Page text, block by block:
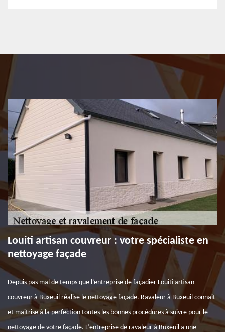
Louiti artisan couvreur : votre spécialiste en
nettoyage façade
Depuis pas mal de temps que l’entreprise de façadier Louiti artisan
couvreur à Buxeuil réalise le nettoyage façade. Ravaleur à Buxeuil connait
et maitrise à la perfection toutes les bonnes procédures à suivre pour le
nettoyage de votre façade. L’entreprise de ravaleur à Buxeuil a une